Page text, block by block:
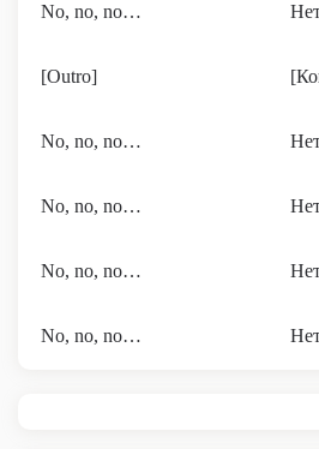
No, no, no…
[Outro]
No, no, no…
No, no, no…
No, no, no…
No, no, no…